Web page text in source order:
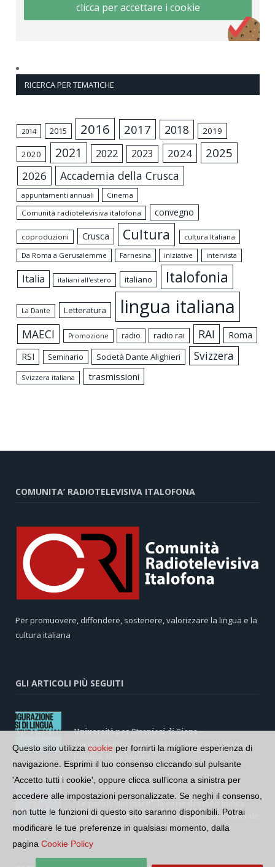
clicca per accettare i cookie
RICERCA PER TEMATICHE
2014 2015 2016 2017 2018 2019
2020 2021 2022 2023 2024 2025
2026 Accademia della Crusca
appuntamenti annuali
Cinema
Comunità radiotelevisiva italofona
convegno
coproduzioni Crusca Cultura
cultura Italiana
Da Roma a Gerusalemme
Farnesina iniziative intervista
Italia italiani all'estero italiano Italofonia
La Dante Letteratura lingua italiana
MAECI Promozione radio radio rai RAI
Roma
RSI
Seminario Società Dante Alighieri Svizzera
Svizzera italiana trasmissioni
COMUNITA’ RADIOTELEVISIVA ITALOFONA
Per promuovere, diffondere, sostenere, valorizzare la lingua e la
cultura italiana
GLI ARTICOLI PIÙ SEGUITI
Università per Stranieri di Siena –
Inaugurazione dei Corsi di Lingua e Cultura
Italiana, 109a annata
“Le parole del mare”: la serie di video ideata
dall’Accademia della Crusca e dalla Lega Navale
italiana
Questo sito utilizza cookie per fornirti la migliore esperienza di
navigazione. Esprimi il tuo consenso cliccando sul pulsante
'Accetto tutti i cookie', oppure clicca sull'icona a sinistra per
accedere alle impostazioni personalizzate. Se neghi il consenso,
non tutte le funzioni di questo sito saranno disponibili. Potrai
modificare le tue preferenze in qualsiasi momento, dalla
pagina Cookie Policy